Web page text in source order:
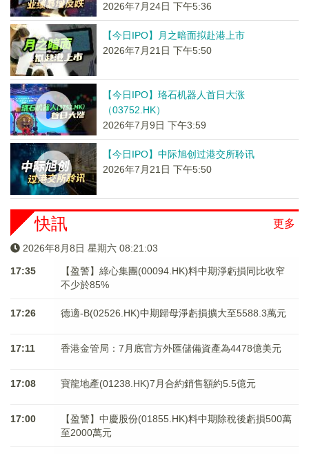
2026年7月24日 下午5:36
【今日IPO】月之暗面拟赴港上市
2026年7月21日 下午5:50
【今日IPO】珞石机器人首日大涨
（03752.HK）
2026年7月9日 下午3:59
【今日IPO】中际旭创过港交所聆讯
2026年7月21日 下午5:50
更多
快訊
2026年8月8日 星期六 08:21:03
17:35
【盈警】綠心集團(00094.HK)料中期淨虧損同比收窄
不少於85%
17:26 德適-B(02526.HK)中期歸母淨虧損擴大至5588.3萬元
17:11 香港金管局：7月底官方外匯儲備資產為4478億美元
17:08 寶龍地產(01238.HK)7月合約銷售額約5.5億元
17:00
【盈警】中慶股份(01855.HK)料中期除稅後虧損500萬
至2000萬元